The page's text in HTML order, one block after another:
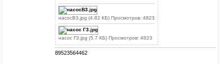
насосВ3.jpg (4.82 КБ) Просмотров: 4823
насос Г3.jpg (5.7 КБ) Просмотров: 4823
89523564462